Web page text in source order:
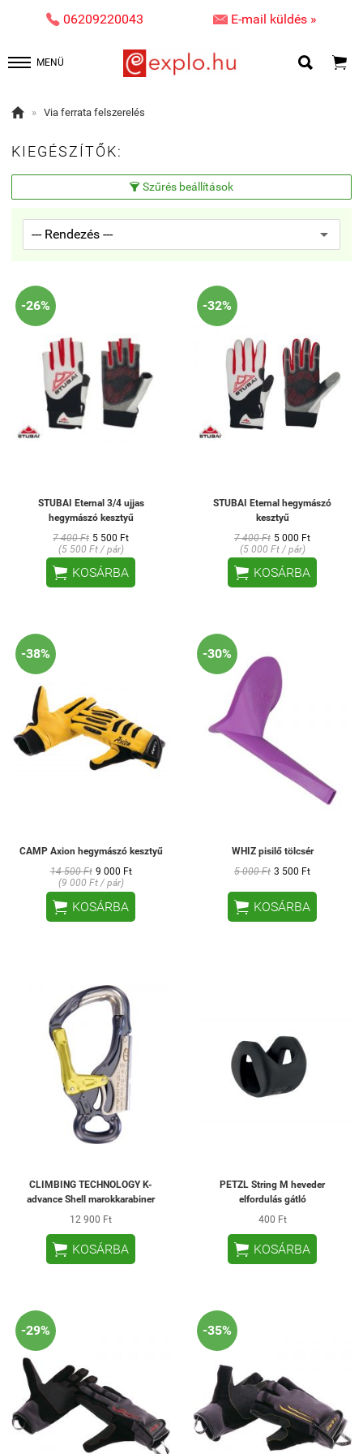
 06209220043  E-mail küldés »
MENÜ  
 » Via ferrata felszerelés
KIEGÉSZÍTŐK:
 Szűrés beállítások
-26%
STUBAI Eternal 3/4 ujjas
hegymászó kesztyű
7 400 Ft 5 500 Ft
(5 500 Ft / pár)
 KOSÁRBA
-32%
STUBAI Eternal hegymászó
kesztyű
7 400 Ft 5 000 Ft
(5 000 Ft / pár)
 KOSÁRBA
-38%
CAMP Axion hegymászó kesztyű
14 500 Ft 9 000 Ft
(9 000 Ft / pár)
 KOSÁRBA
-30%
WHIZ pisilő tölcsér
5 000 Ft 3 500 Ft
 KOSÁRBA
CLIMBING TECHNOLOGY K-
advance Shell marokkarabiner
12 900 Ft
 KOSÁRBA
PETZL String M heveder
elfordulás gátló
400 Ft
 KOSÁRBA
-29% -35%